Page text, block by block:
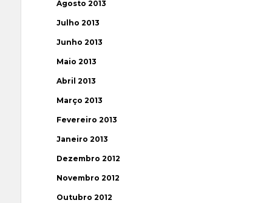
Agosto 2013
Julho 2013
Junho 2013
Maio 2013
Abril 2013
Março 2013
Fevereiro 2013
Janeiro 2013
Dezembro 2012
Novembro 2012
Outubro 2012